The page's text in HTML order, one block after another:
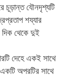
চূড়ান্ত যৌনদৃশ্যটি
শয্যার
থেকে দুই
দেহে একই সাথে
অপরটির সাথে